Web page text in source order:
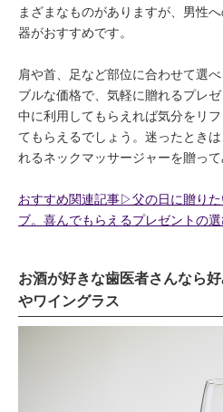
まざまなものがありますが、男性
器がおすすめです。
肩や首、足など部位に合わせて選
ブルな価格で、気軽に贈れるプレ
中に利用してもらえれば気分をリ
てもらえるでしょう。迷ったとき
れるネックマッサージャーを贈っ
おすすめ関連記事▷父の日に贈り
ブ。喜んでもらえるプレゼントの
お酒が好きな歯医者さんなら
やワイングラス